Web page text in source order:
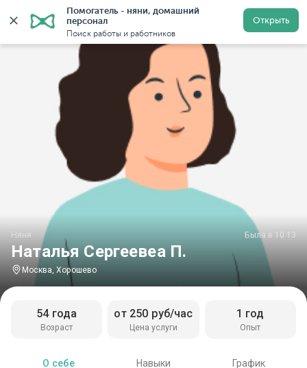
Помогатель - няни, домашний
персонал
Поиск работы и работников
Открыть
Главная Няни Няни в Москве Няни у метро
Наталья Сергеевеа П.
Няня Была в 10:13
Москва, Хорошево
Возраст
54 года
Цена услуги
от 250 руб/час
Опыт
1 год
О себе Навыки График